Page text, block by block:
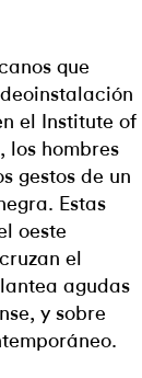
que
el Institute of
los hombres
gestos de un
Estas
oeste
el
agudas
y sobre